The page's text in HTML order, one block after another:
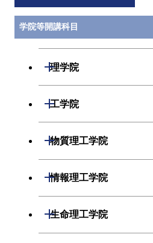
学院等開講科目
理学院
開閉
化学系
初年次専門科目
工学院
開閉
機械系
電気電子系
物質理工学院
開閉
材料系
初年次専門科目
情報理工学院
開閉
数理・計算科学系
生命理工学院
開閉